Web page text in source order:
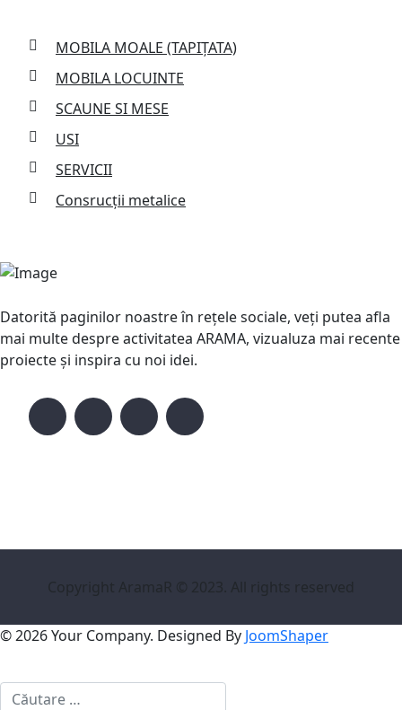
MOBILA MOALE (TAPIȚATA)
MOBILA LOCUINTE
SCAUNE SI MESE
USI
SERVICII
Consrucții metalice
Datorită paginilor noastre în rețele sociale, veți putea afla
mai multe despre activitatea ARAMA, vizualuza mai recente
proiecte și inspira cu noi idei.
Copyright AramaR © 2023. All rights reserved
© 2026 Your Company. Designed By JoomShaper
Cautare